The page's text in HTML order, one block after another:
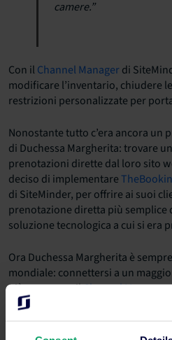
camere.”
Con il Channel Managerdi
modificare l’inventario, chiudere
restrizioni personalizzate per
Nonostante tutto c’era ancora un
di Duchessa Margherita: trovare
prenotazioni dirette dal loro sito
deciso di implementare
di SiteMinder, per offrire ai suoi
prenotazione diretta più semplice
soluzione tecnologica a cui si era
Ora Duchessa Margherita è
mondiale: connettersi a un
più paura con ilChannel Manager
connette a più di 350 portali online
costi aggiuntivi.